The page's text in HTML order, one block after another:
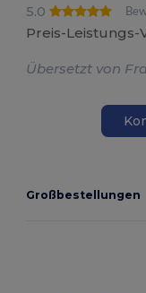
5.0
Preis-Leistungs-
Übersetzt von
Großbestellungen